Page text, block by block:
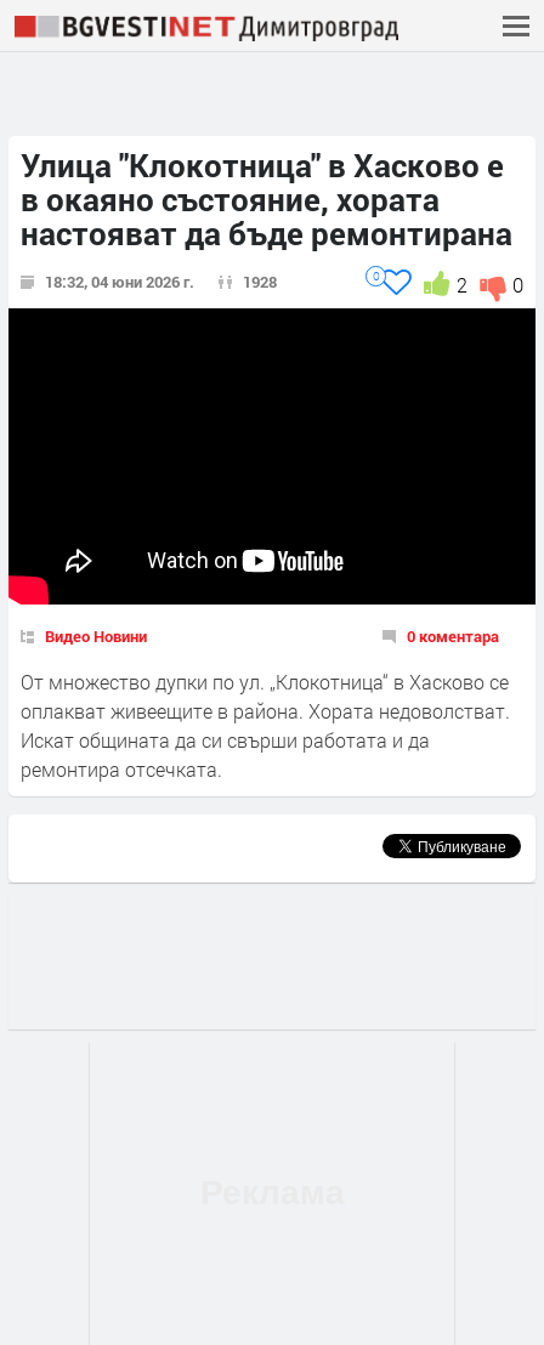
Улица "Клокотница" в Хасково е
в окаяно състояние, хората
настояват да бъде ремонтирана
18:32, 04 юни 2026 г. 1928 0
2
0
Видео Новини 0 коментара
От множество дупки по ул. „Клокотница“ в Хасково се
оплакват живеещите в района. Хората недоволстват.
Искат общината да си свърши работата и да
ремонтира отсечката.